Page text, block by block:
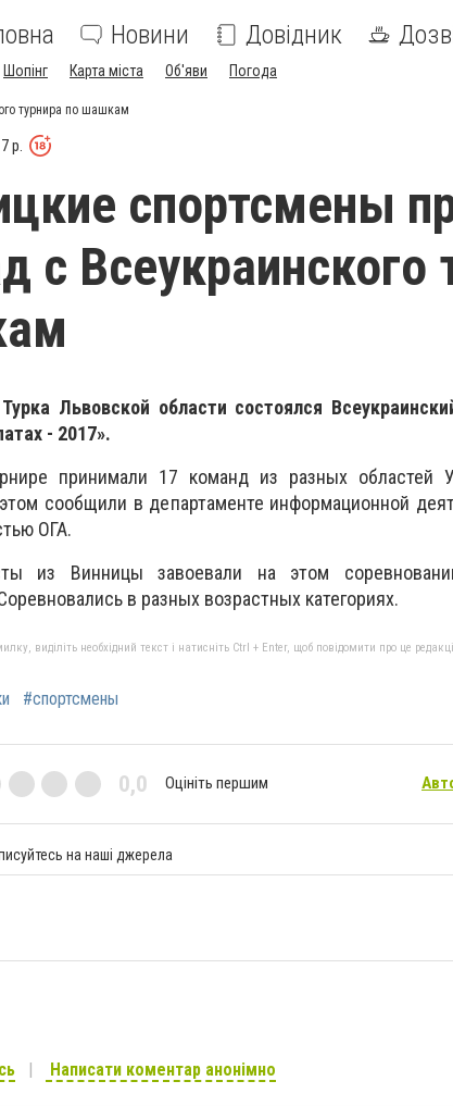
Новини Довідник
Шопінг Карта міста Об'яви Погода
турнира по шашкам
р.
спортсмены
с Всеукраинского
Львовской области состоялся
- 2017».
принимали 17 команд из разных областей
сообщили в департаменте информационной
ОГА.
из Винницы завоевали на этом
в разных возрастных категориях.
виділіть необхідний текст і натисніть Ctrl + Enter, щоб повідомити про це
#спортсмены
0,0 Оцініть першим
на наші джерела
Написати коментар анонімно